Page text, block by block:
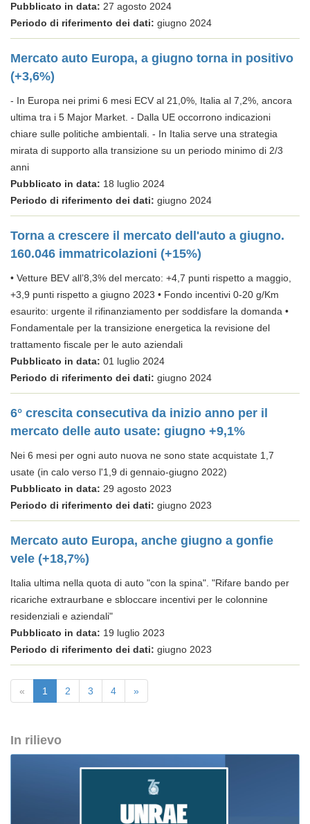
Pubblicato in data: 27 agosto 2024
Periodo di riferimento dei dati: giugno 2024
Mercato auto Europa, a giugno torna in positivo
(+3,6%)
- In Europa nei primi 6 mesi ECV al 21,0%, Italia al 7,2%, ancora
ultima tra i 5 Major Market. - Dalla UE occorrono indicazioni
chiare sulle politiche ambientali. - In Italia serve una strategia
mirata di supporto alla transizione su un periodo minimo di 2/3
anni
Pubblicato in data: 18 luglio 2024
Periodo di riferimento dei dati: giugno 2024
Torna a crescere il mercato dell'auto a giugno.
160.046 immatricolazioni (+15%)
• Vetture BEV all’8,3% del mercato: +4,7 punti rispetto a maggio,
+3,9 punti rispetto a giugno 2023 • Fondo incentivi 0-20 g/Km
esaurito: urgente il rifinanziamento per soddisfare la domanda •
Fondamentale per la transizione energetica la revisione del
trattamento fiscale per le auto aziendali
Pubblicato in data: 01 luglio 2024
Periodo di riferimento dei dati: giugno 2024
6° crescita consecutiva da inizio anno per il
mercato delle auto usate: giugno +9,1%
Nei 6 mesi per ogni auto nuova ne sono state acquistate 1,7
usate (in calo verso l'1,9 di gennaio-giugno 2022)
Pubblicato in data: 29 agosto 2023
Periodo di riferimento dei dati: giugno 2023
Mercato auto Europa, anche giugno a gonfie
vele (+18,7%)
Italia ultima nella quota di auto "con la spina". "Rifare bando per
ricariche extraurbane e sbloccare incentivi per le colonnine
residenziali e aziendali"
Pubblicato in data: 19 luglio 2023
Periodo di riferimento dei dati: giugno 2023
« 1 2 3 4 »
In rilievo